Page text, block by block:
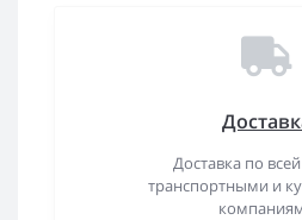
Доставка по
транспортными и